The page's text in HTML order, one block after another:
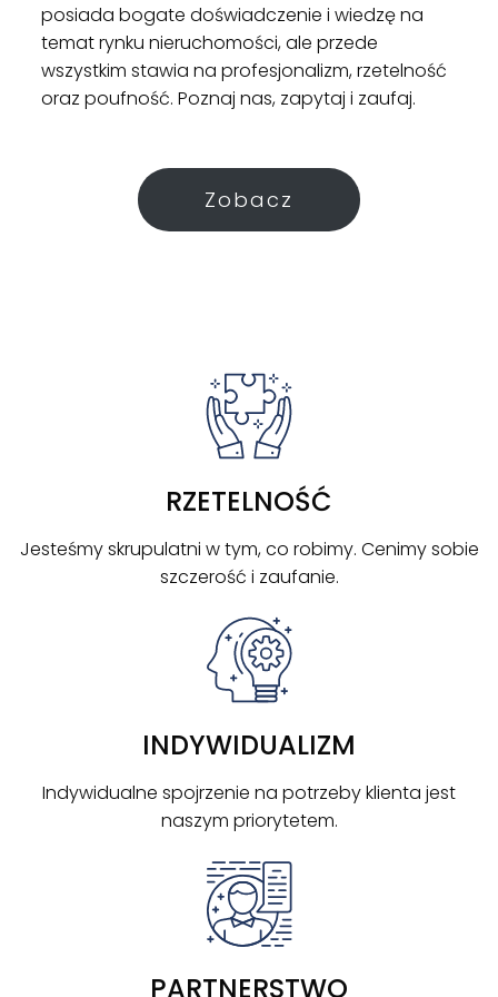
posiada bogate doświadczenie i wiedzę na
temat rynku nieruchomości, ale przede
wszystkim stawia na profesjonalizm, rzetelność
oraz poufność. Poznaj nas, zapytaj i zaufaj.
Zobacz
RZETELNOŚĆ
Jesteśmy skrupulatni w tym, co robimy. Cenimy sobie
szczerość i zaufanie.
INDYWIDUALIZM
Indywidualne spojrzenie na potrzeby klienta jest
naszym priorytetem.
PARTNERSTWO